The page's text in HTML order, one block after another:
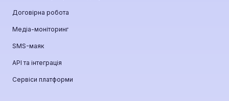
Договірна робота
Медіа-моніторинг
SMS-маяк
API та інтеграція
Сервіси платформи